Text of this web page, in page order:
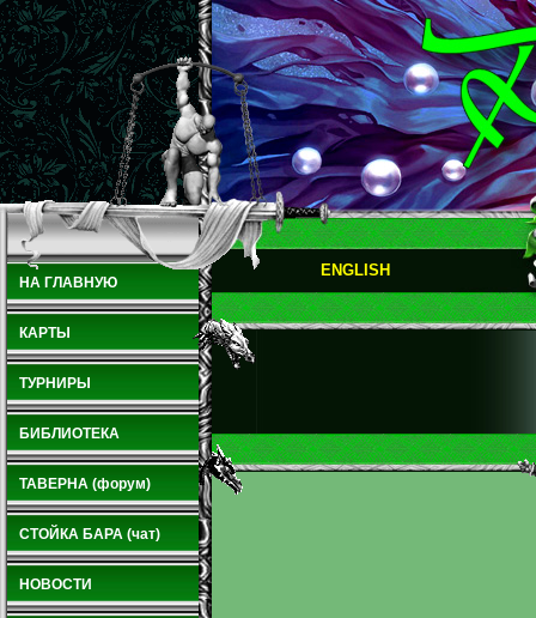
НА ГЛАВНУЮ
КАРТЫ
ТУРНИРЫ
БИБЛИОТЕКА
ТАВЕРНА (форум)
СТОЙКА БАРА (чат)
НОВОСТИ
ENGLISH